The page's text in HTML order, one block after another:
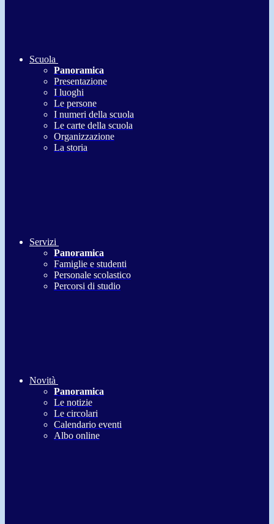
Scuola
Panoramica
Presentazione
I luoghi
Le persone
I numeri della scuola
Le carte della scuola
Organizzazione
La storia
Servizi
Panoramica
Famiglie e studenti
Personale scolastico
Percorsi di studio
Novità
Panoramica
Le notizie
Le circolari
Calendario eventi
Albo online